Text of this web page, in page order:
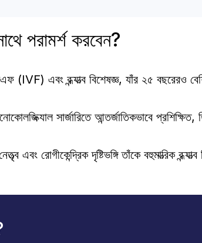
পরামর্শ করবেন?
(IVF) এবং বন্ধ্যাত্ব বিশেষজ্ঞ, যাঁর ২৫ বছরেরও
সার্জারিতে আন্তর্জাতিকভাবে প্রশিক্ষিত,
এবং রোগীকেন্দ্রিক দৃষ্টিভঙ্গি তাঁকে বহুমাত্রিক